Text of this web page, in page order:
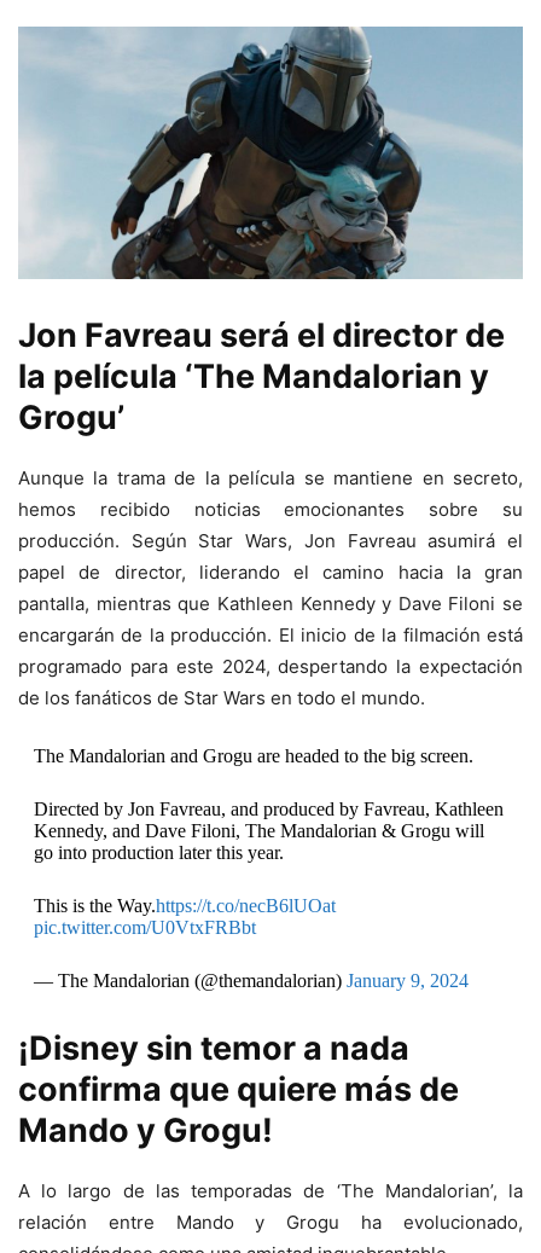
Jon Favreau será el director de
la película ‘The Mandalorian y
Grogu’
Aunque la trama de la película se mantiene en secreto,
hemos recibido noticias emocionantes sobre su
producción. Según Star Wars, Jon Favreau asumirá el
papel de director, liderando el camino hacia la gran
pantalla, mientras que Kathleen Kennedy y Dave Filoni se
encargarán de la producción. El inicio de la filmación está
programado para este 2024, despertando la expectación
de los fanáticos de Star Wars en todo el mundo.
The Mandalorian and Grogu are headed to the big screen.
Directed by Jon Favreau, and produced by Favreau, Kathleen
Kennedy, and Dave Filoni, The Mandalorian & Grogu will
go into production later this year.
This is the Way.https://t.co/necB6lUOat
pic.twitter.com/U0VtxFRBbt
— The Mandalorian (@themandalorian) January 9, 2024
¡Disney sin temor a nada
confirma que quiere más de
Mando y Grogu!
A lo largo de las temporadas de ‘The Mandalorian’, la
relación entre Mando y Grogu ha evolucionado,